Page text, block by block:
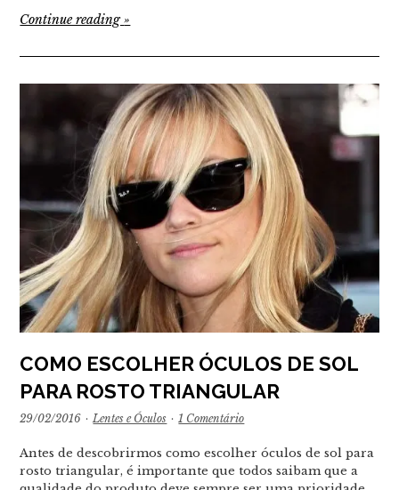
Continue reading»
COMO ESCOLHER ÓCULOS DE SOL
PARA ROSTO TRIANGULAR
29/02/2016 · Lentes e Óculos · 1 Comentário
Antes de descobrirmos como escolher óculos de sol para
rosto triangular, é importante que todos saibam que a